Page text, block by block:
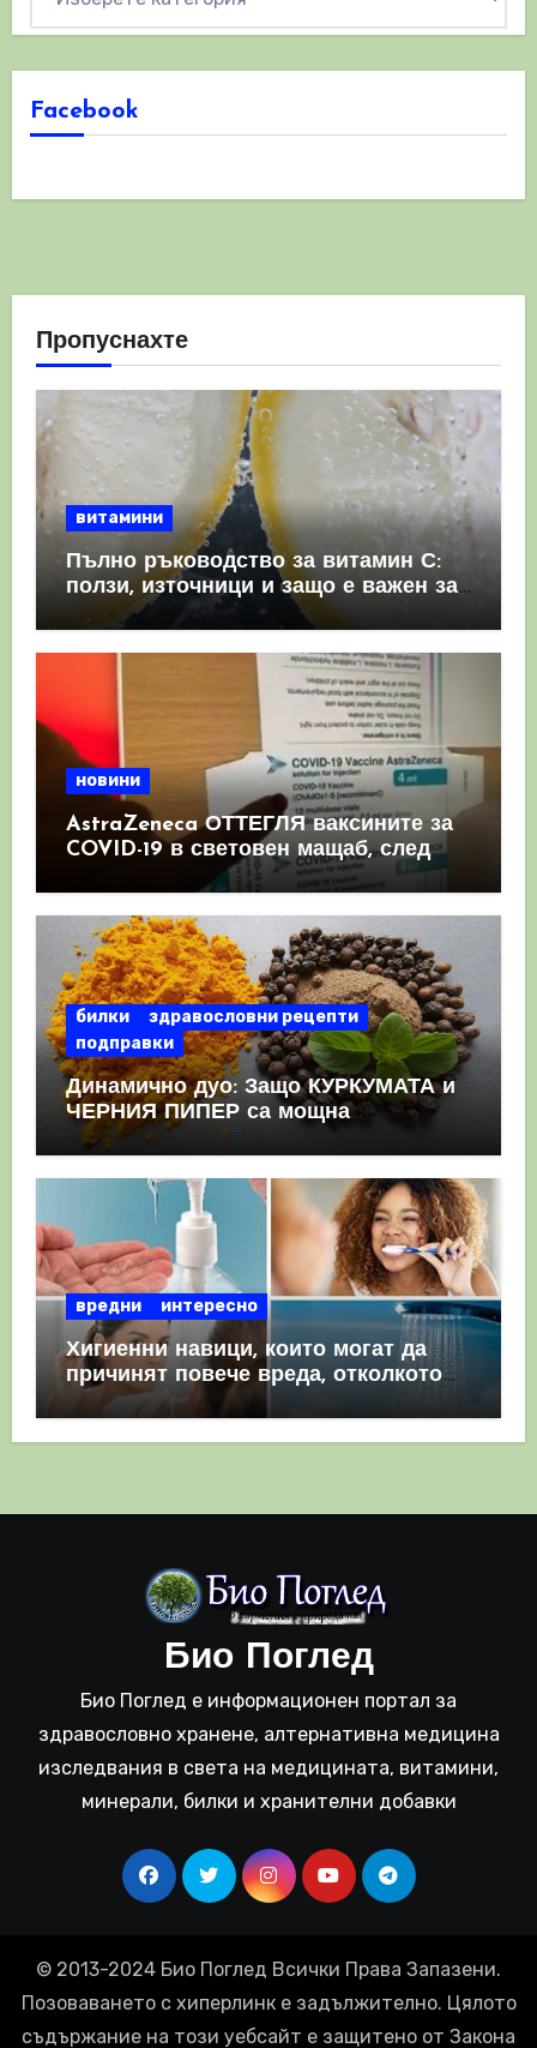
Facebook
Пропуснахте
витамини
Пълно ръководство за витамин С:
ползи, източници и защо е важен за
имунната система
новини
AstraZeneca ОТТЕГЛЯ ваксините за
COVID-19 в световен мащаб, след
като призна, че те причиняват
КРЪВНИ съсиреци
билки
здравословни рецепти
подправки
Динамично дуо: Защо КУРКУМАТА и
ЧЕРНИЯ ПИПЕР са мощна
комбинация
вредни интересно
Хигиенни навици, които могат да
причинят повече вреда, отколкото
полза
Био Поглед
Био Поглед е информационен портал за
здравословно хранене, алтернативна медицина
изследвания в света на медицината, витамини,
минерали, билки и хранителни добавки
© 2013-2024 Био Поглед Всички Права Запазени.
Позоваването с хиперлинк е задължително. Цялото
съдържание на този уебсайт е защитено от Закона